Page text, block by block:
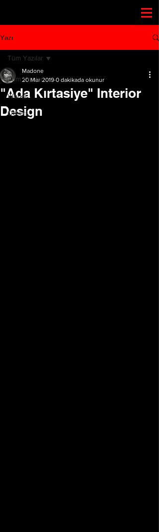
Yazı
Tüm Yazılar
Works
Others
Tüm Yazılar
"Ada Kırtasiye" Interior
Design
Madone
20 Mar 2019 0 dakikada okunur